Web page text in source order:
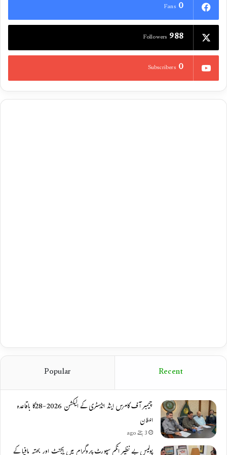
0
Fans
988
Followers
0
Subscribers
Recent
Popular
چیمبر آف کامرس اینڈ انڈسٹری کے الیکشن 2026-28کا باقاعدہ
اعلان
3 ہفتے ago